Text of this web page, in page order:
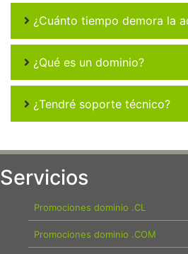
¿Cuánto tiempo demora la
¿Qué es un dominio?
¿Tendré soporte técnico?
Servicios
Promociones dominio .CL
Promociones dominio .COM